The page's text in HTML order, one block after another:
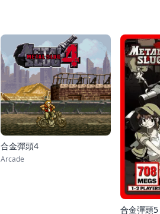
合金彈頭4
Arcade
合金彈頭5